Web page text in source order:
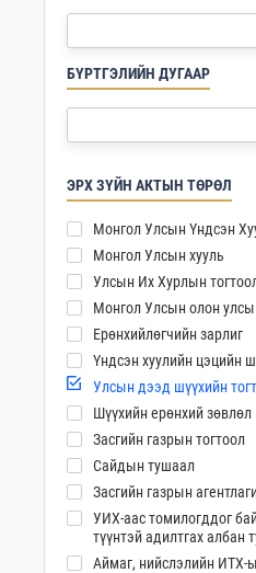
БҮРТГЭЛИЙН ДУГААР
ЭРХ ЗҮЙН АКТЫН ТӨРӨЛ
Монгол Улсын Үндсэн
Монгол Улсын хууль
Улсын Их Хурлын
Монгол Улсын олон
Ерөнхийлөгчийн зарлиг
Үндсэн хуулийн цэцийн
Улсын дээд шүүхийн
Шүүхийн ерөнхий зөвлөл
Засгийн газрын тогтоол
Сайдын тушаал
Засгийн газрын
УИХ-аас томилогддог
түүнтэй адилтгах
Аймаг, нийслэлийн